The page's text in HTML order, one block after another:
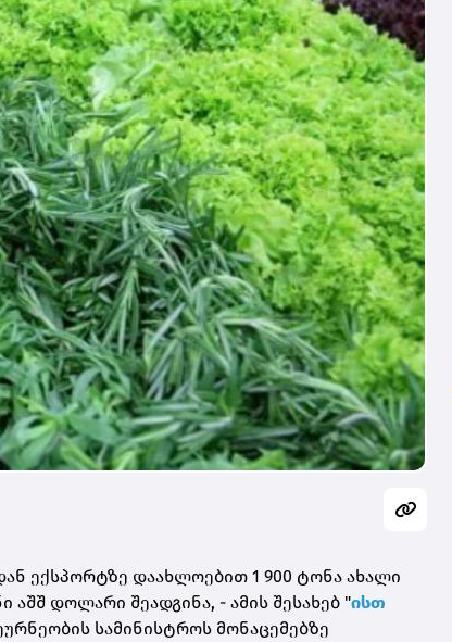
ექსპორტზე დაახლოებით 1 900 ტონა ახალი
დოლარი შეადგინა, - ამის შესახებ "ისთ
სამინისტროს მონაცემებზე